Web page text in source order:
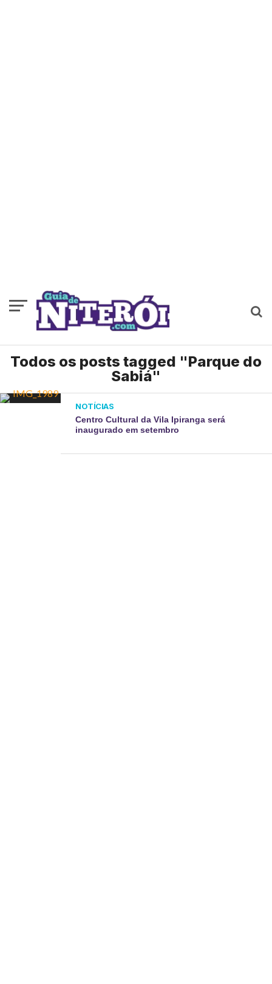
Todos os posts tagged "Parque do
Sabiá"
NOTÍCIAS
Centro Cultural da Vila Ipiranga será
inaugurado em setembro